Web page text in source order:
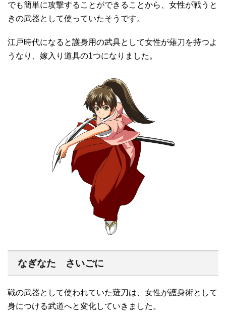
でも簡単に攻撃することができることから、女性が戦うと
きの武器として使っていたそうです。
江戸時代になると護身用の武具として女性が薙刀を持つよ
うなり、嫁入り道具の1つになりました。
なぎなた さいごに
戦の武器として使われていた薙刀は、女性が護身術として
身につける武道へと変化していきました。